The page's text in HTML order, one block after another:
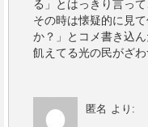
る」とはっきり言って
その時は懐疑的に見
か？」とコメ書き込
飢えてる光の民がざ
匿名 より: